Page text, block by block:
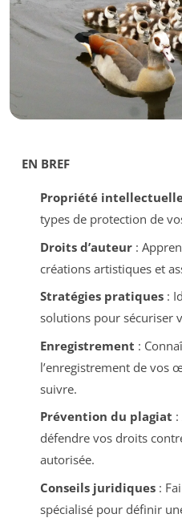
EN BREF
Propriété
types de protection de
Droits d’auteur:
créations artistiques et
Stratégies pratiques:
solutions pour sécuriser
Enregistrement :
l’enregistrement de vos
suivre.
Prévention du plagiat
défendre vos droits
autorisée.
Conseils juridiques:
spécialisé pour définir